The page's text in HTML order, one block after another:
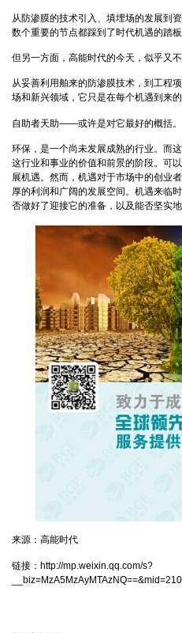
从防渗膜的技术引入、填埋场的发展到
数个重要的节点都踩到了时代机遇的踏板
但另一方面，高能时代的今天，似乎又不
从妥善利用舶来的防渗膜技术，到工程
场和新兴领域，它只是在每个机遇到来
自助者天助——或许是对它最好的概括。
环保，是一个尚未发展成熟的行业。而
这行业和事业的价值和前景的阶段。可
展机遇。然而，机遇对于市场中的创业
厚的利润和广阔的发展空间。机遇来临
否做好了迎接它的准备，以及能否坚实地
来源：高能时代
链接： http://mp.weixin.qq.com/s?